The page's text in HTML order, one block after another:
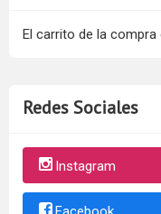
El carrito de la compra
Redes Sociales
Instagram